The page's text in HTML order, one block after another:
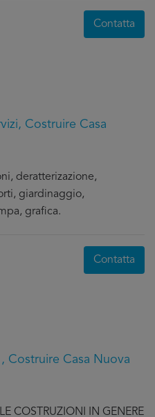
Costruire Casa
deratterizazione,
giardinaggio,
grafica.
Contatta
, Costruire Casa Nuova
COSTRUZIONI IN GENERE
Contatta